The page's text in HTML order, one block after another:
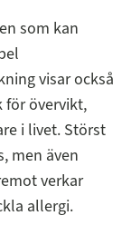
som kan
visar också
för övervikt,
i livet. Störst
men även
verkar
allergi.